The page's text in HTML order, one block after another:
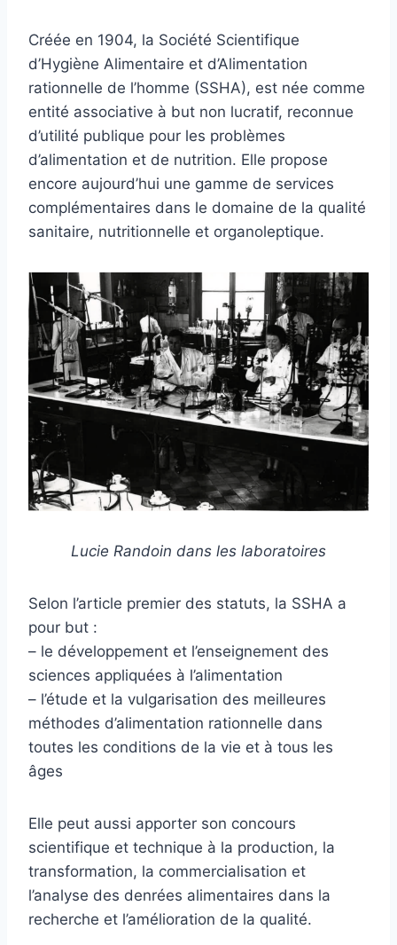
Créée en 1904, la Société Scientifique
d’Hygiène Alimentaire et d’Alimentation
rationnelle de l’homme (SSHA), est née comme
entité associative à but non lucratif, reconnue
d’utilité publique pour les problèmes
d’alimentation et de nutrition. Elle propose
encore aujourd’hui une gamme de services
complémentaires dans le domaine de la qualité
sanitaire, nutritionnelle et organoleptique.
Lucie Randoin dans les laboratoires
Selon l’article premier des statuts, la SSHA a
pour but :
– le développement et l’enseignement des
sciences appliquées à l’alimentation
– l’étude et la vulgarisation des meilleures
méthodes d’alimentation rationnelle dans
toutes les conditions de la vie et à tous les
âges
Elle peut aussi apporter son concours
scientifique et technique à la production, la
transformation, la commercialisation et
l’analyse des denrées alimentaires dans la
recherche et l’amélioration de la qualité.